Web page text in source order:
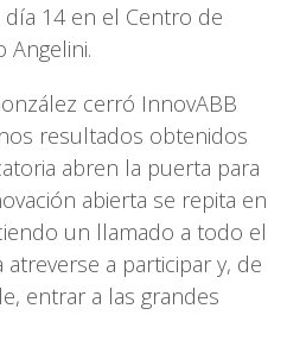
día 14 en el Centro de
Angelini.
cerró InnovABB
resultados obtenidos
abren la puerta para
abierta se repita en
un llamado a todo el
a participar y, de
entrar a las grandes